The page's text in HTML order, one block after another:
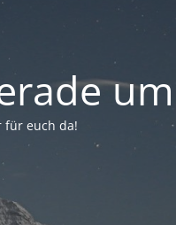
für euch da!